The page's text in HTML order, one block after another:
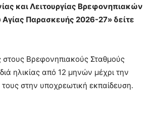
και Λειτουργίας Βρεφονηπιακών
Παρασκευής 2026-27» δείτε
στους Βρεφονηπιακούς Σταθμούς
ηλικίας από 12 μηνών μέχρι την
στην υποχρεωτική εκπαίδευση.